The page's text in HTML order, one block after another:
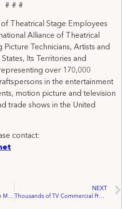
# # #
Theatrical Stage Employees
Alliance of Theatrical
Technicians, Artists and
Its Territories and
over 170,000
in the entertainment
motion picture and television
trade shows in the United
contact:
Celebrating Hispanic Heritage Month in the U.S and Latin American Heritage Month in Canada
NEXT
Thousands of TV Commercial Production Department Workers Win First Union Contract After Stand With Production Movement